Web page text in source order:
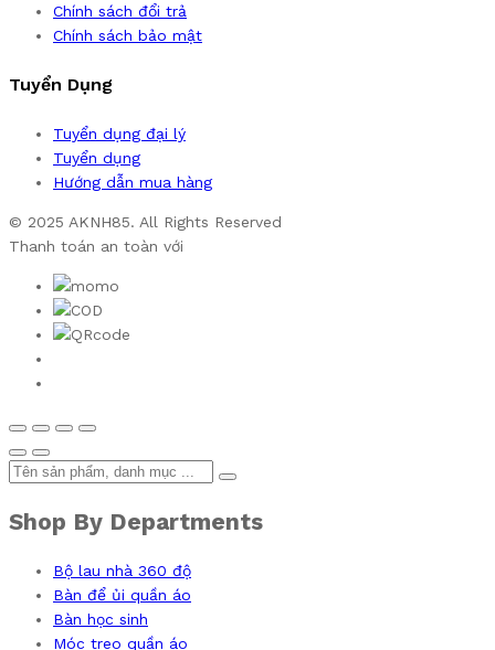
Chính sách đổi trả
Chính sách bảo mật
Tuyển Dụng
Tuyển dụng đại lý
Tuyển dụng
Hướng dẫn mua hàng
© 2025 AKNH85. All Rights Reserved
Thanh toán an toàn với
Shop By Departments
Bộ lau nhà 360 độ
Bàn để ủi quần áo
Bàn học sinh
Móc treo quần áo